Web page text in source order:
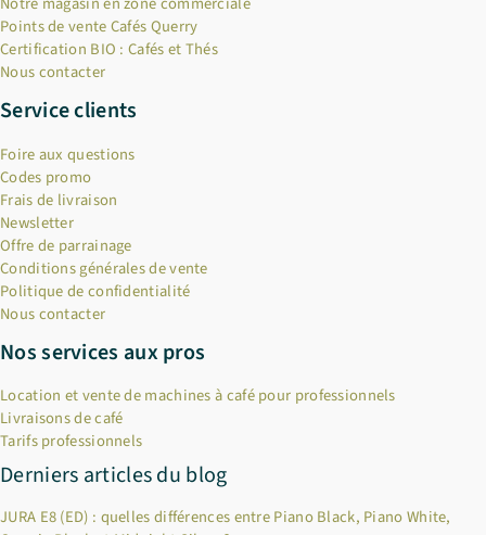
Points de vente Cafés Querry
Certification BIO : Cafés et Thés
Nous contacter
Service clients
Foire aux questions
Codes promo
Frais de livraison
Newsletter
Offre de parrainage
Conditions générales de vente
Politique de confidentialité
Nous contacter
Nos services aux pros
Location et vente de machines à café pour professionnels
Livraisons de café
Tarifs professionnels
Derniers articles du blog
JURA E8 (ED) : quelles différences entre Piano Black, Piano White,